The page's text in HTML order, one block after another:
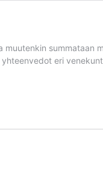
summataan
eri